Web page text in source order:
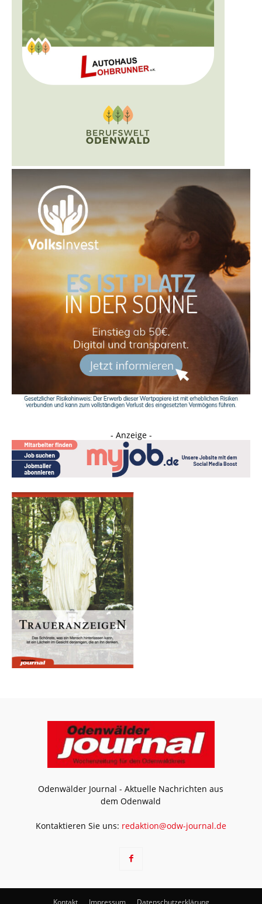
- Anzeige -
Odenwälder Journal - Aktuelle Nachrichten aus
dem Odenwald
Kontaktieren Sie uns: redaktion@odw-journal.de